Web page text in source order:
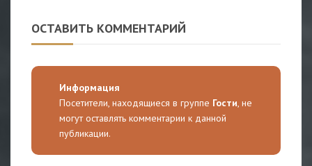
ОСТАВИТЬ КОММЕНТАРИЙ
Информация
Посетители, находящиеся в группе Гости, не
могут оставлять комментарии к данной
публикации.